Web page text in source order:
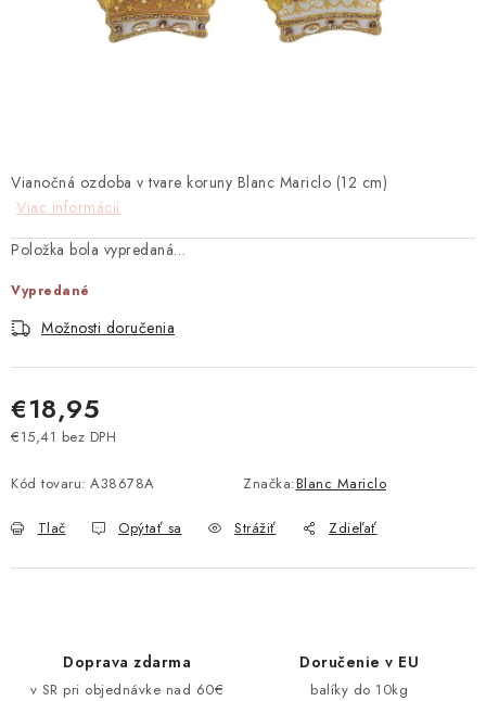
BLANC MARICLO´
VŠETKY PRODUKTY
ZNAČKY
Ako nakupovať
Podmienky ochrany osobných údajov
Vianočná ozdoba v tvare koruny Blanc Mariclo (12 cm)
Viac informácií
Položka bola vypredaná…
Vypredané
Možnosti doručenia
€18,95
€15,41 bez DPH
Kód tovaru: A38678A Značka:Blanc Mariclo
Tlač Opýtať sa Strážiť Zdieľať
Doprava zdarma
v SR pri objednávke nad 60€
Doručenie v EU
balíky do 10kg